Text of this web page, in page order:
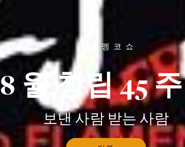
플 라 멩 코 쇼
8 월 창립 45
보낸 사람 받는 사람